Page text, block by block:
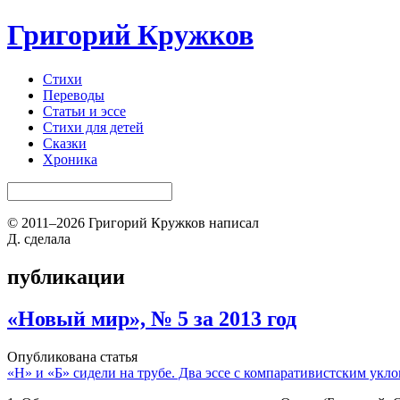
Григорий Кружков
Стихи
Переводы
Статьи и эссе
Стихи для детей
Сказки
Хроника
© 2011–2026 Григорий Кружков написал
Д. сделала
публикации
«Новый мир», № 5 за 2013 год
Опубликована статья
«Н» и «Б» сидели на трубе. Два эссе с компаративистским